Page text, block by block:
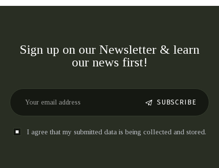
Sign up on our Newsletter & learn
our news first!
SUBSCRIBE
I agree that my submitted data is being collected and stored.